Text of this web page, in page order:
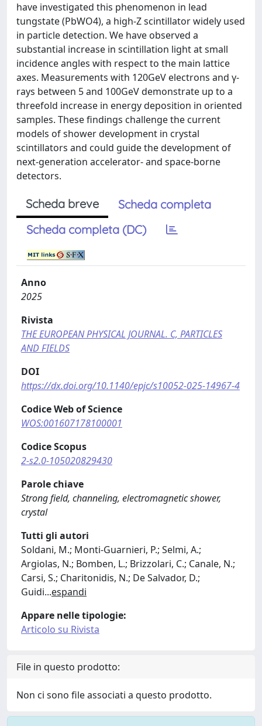
have investigated this phenomenon in lead
tungstate (PbWO4), a high-Z scintillator widely used
in particle detection. We have observed a
substantial increase in scintillation light at small
incidence angles with respect to the main lattice
axes. Measurements with 120GeV electrons and γ-
rays between 5 and 100GeV demonstrate up to a
threefold increase in energy deposition in oriented
samples. These findings challenge the current
models of shower development in crystal
scintillators and could guide the development of
next-generation accelerator- and space-borne
detectors.
Scheda breve
Scheda completa
Scheda completa (DC)
Anno
2025
Rivista
THE EUROPEAN PHYSICAL JOURNAL. C, PARTICLES
AND FIELDS
DOI
https://dx.doi.org/10.1140/epjc/s10052-025-14967-4
Codice Web of Science
WOS:001607178100001
Codice Scopus
2-s2.0-105020829430
Parole chiave
Strong field, channeling, electromagnetic shower,
crystal
Tutti gli autori
Soldani, M.; Monti-Guarnieri, P.; Selmi, A.;
Argiolas, N.; Bomben, L.; Brizzolari, C.; Canale, N.;
Carsi, S.; Charitonidis, N.; De Salvador, D.;
Guidi...espandi
Appare nelle tipologie:
Articolo su Rivista
File in questo prodotto:
Non ci sono file associati a questo prodotto.